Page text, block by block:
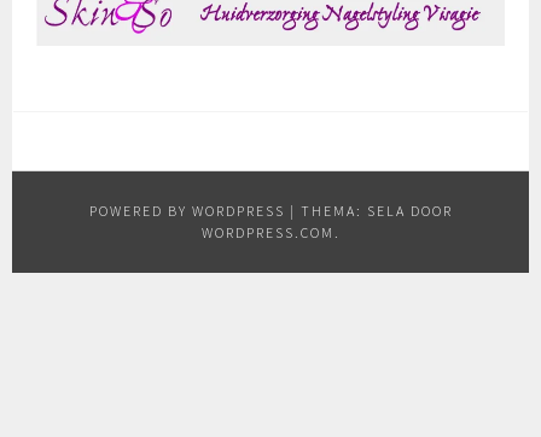
POWERED BY WORDPRESS | THEMA: SELA DOOR
WORDPRESS.COM .